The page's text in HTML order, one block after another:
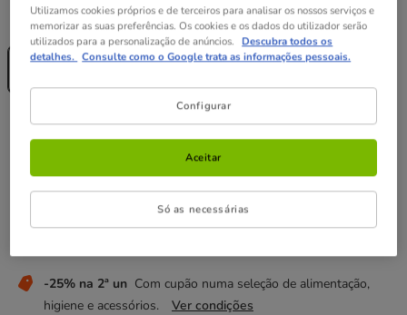
Tamanho:M Guia de tamanhos
Sem Stock
-25% na 2ª un Com cupão numa seleção de alimentação,
higiene e acessórios.
Ver condições
Preço 5.99€
5.99€
Temporariamente sem stock
Descubra produtos semelhantes
Utilizamos cookies próprios e de terceiros para analisar os nossos serviços e
memorizar as suas preferências. Os cookies e os dados do utilizador serão
utilizados para a personalização de anúncios. Descubra todos os
detalhes. Consulte como o Google trata as informações pessoais.
Configurar
Só as necessárias
Aceitar